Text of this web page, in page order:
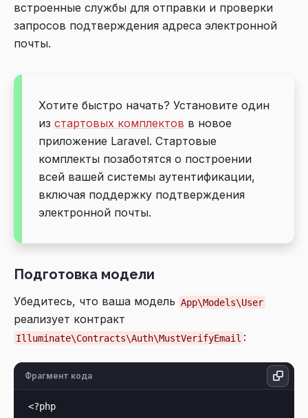
встроенные службы для отправки и проверки
запросов подтверждения адреса электронной
почты.
Хотите быстро начать? Установите один
из стартовых комплектов в новое
приложение Laravel. Стартовые
комплекты позаботятся о построении
всей вашей системы аутентификации,
включая поддержку подтверждения
электронной почты.
Подготовка модели
Убедитесь, что ваша модель App\Models\User
реализует контракт
Illuminate\Contracts\Auth\MustVerifyEmail :
Фрагмент кода
<?php